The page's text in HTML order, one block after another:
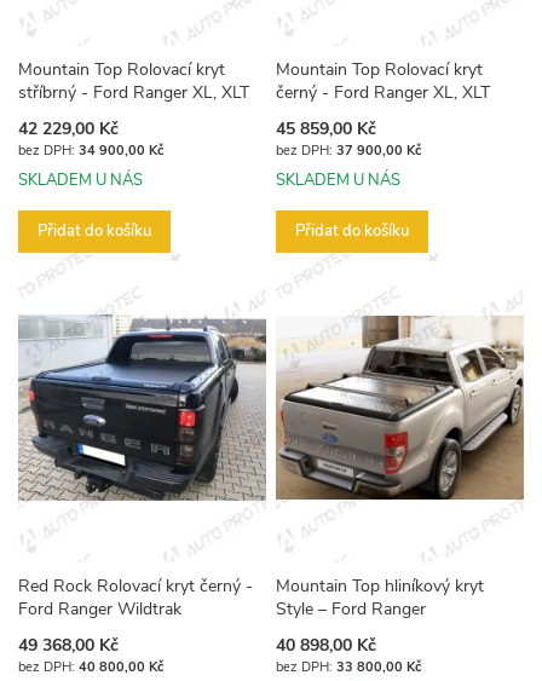
Mountain Top Rolovací kryt
stříbrný - Ford Ranger XL, XLT
42 229,00 Kč
34 900,00 Kč
SKLADEM U NÁS
Přidat do košíku
Mountain Top Rolovací kryt
černý - Ford Ranger XL, XLT
45 859,00 Kč
37 900,00 Kč
SKLADEM U NÁS
Přidat do košíku
Red Rock Rolovací kryt černý -
Ford Ranger Wildtrak
49 368,00 Kč
40 800,00 Kč
Mountain Top hliníkový kryt
Style – Ford Ranger
40 898,00 Kč
33 800,00 Kč